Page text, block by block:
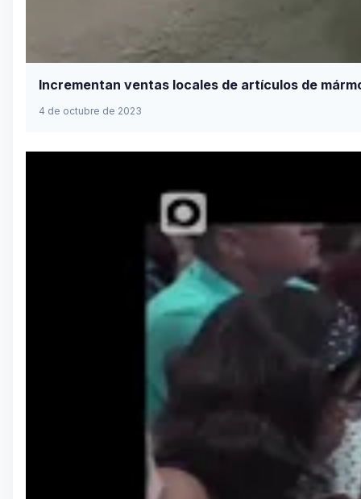
Incrementan ventas locales de artículos de
4 de octubre de 2023